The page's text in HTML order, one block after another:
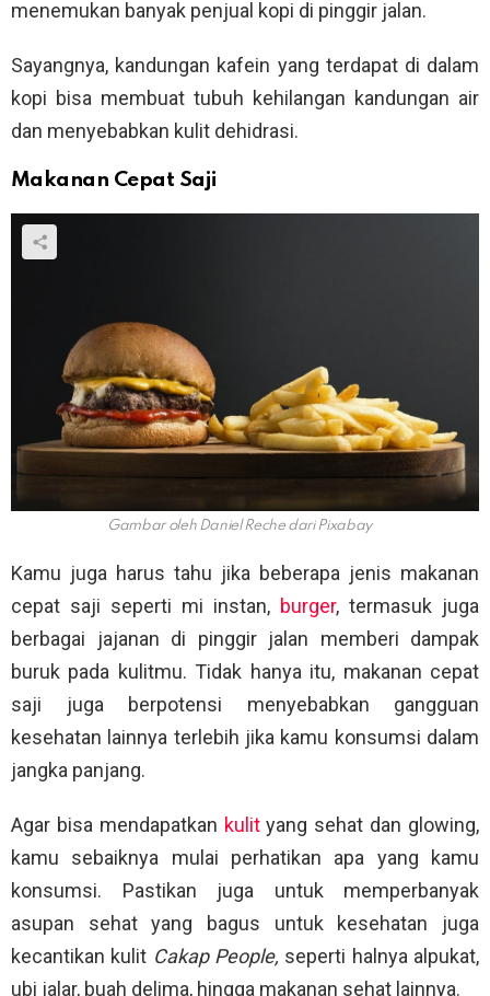
menemukan banyak penjual kopi di pinggir jalan.
Sayangnya, kandungan kafein yang terdapat di dalam
kopi bisa membuat tubuh kehilangan kandungan air
dan menyebabkan kulit dehidrasi.
Makanan Cepat Saji
Gambar oleh Daniel Reche dari Pixabay
Kamu juga harus tahu jika beberapa jenis makanan
cepat saji seperti mi instan, burger, termasuk juga
berbagai jajanan di pinggir jalan memberi dampak
buruk pada kulitmu. Tidak hanya itu, makanan cepat
saji juga berpotensi menyebabkan gangguan
kesehatan lainnya terlebih jika kamu konsumsi dalam
jangka panjang.
Agar bisa mendapatkan kulityang sehat dan glowing,
kamu sebaiknya mulai perhatikan apa yang kamu
konsumsi. Pastikan juga untuk memperbanyak
asupan sehat yang bagus untuk kesehatan juga
kecantikan kulit Cakap People, seperti halnya alpukat,
ubi jalar, buah delima, hingga makanan sehat lainnya.